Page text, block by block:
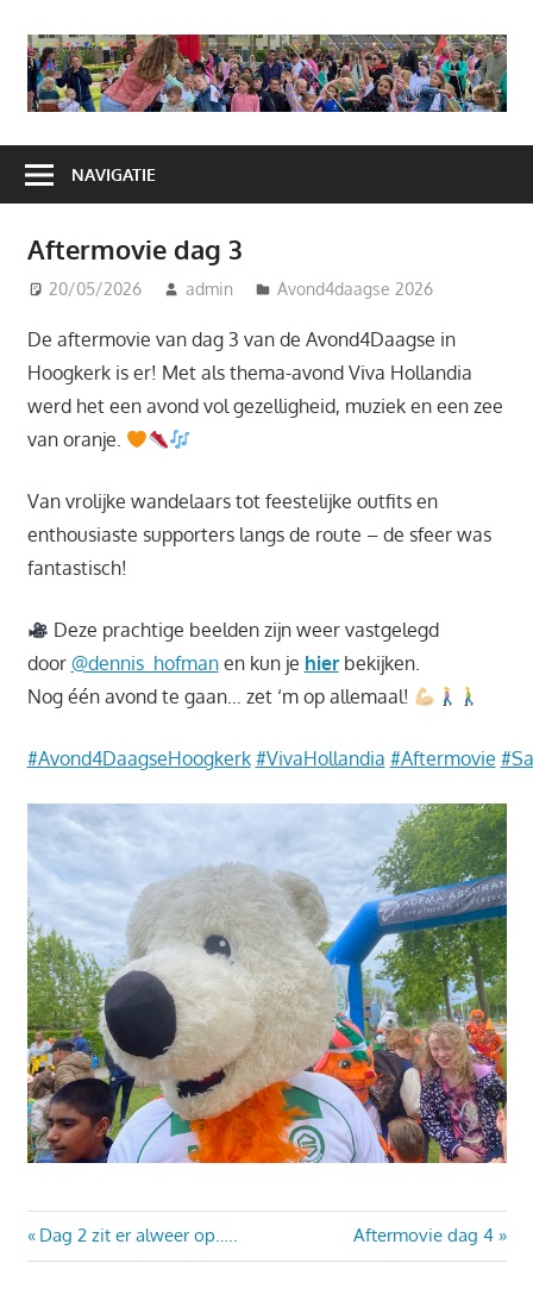
naar
inhoud
NAVIGATIE
Aftermovie dag 3
20/05/2026 admin Avond4daagse 2026
De aftermovie van dag 3 van de Avond4Daagse in
Hoogkerk is er! Met als thema-avond Viva Hollandia
werd het een avond vol gezelligheid, muziek en een zee
van oranje.
Van vrolijke wandelaars tot feestelijke outfits en
enthousiaste supporters langs de route – de sfeer was
fantastisch!
Deze prachtige beelden zijn weer vastgelegd
door @dennis_hofmanen kun je hierbekijken.
Nog één avond te gaan… zet ‘m op allemaal!
#Avond4DaagseHoogkerk #VivaHollandia #Aftermovie
Bericht
Vorig
bericht:
Dag 2 zit er alweer op…..
Volgend
bericht:
Aftermovie dag 4